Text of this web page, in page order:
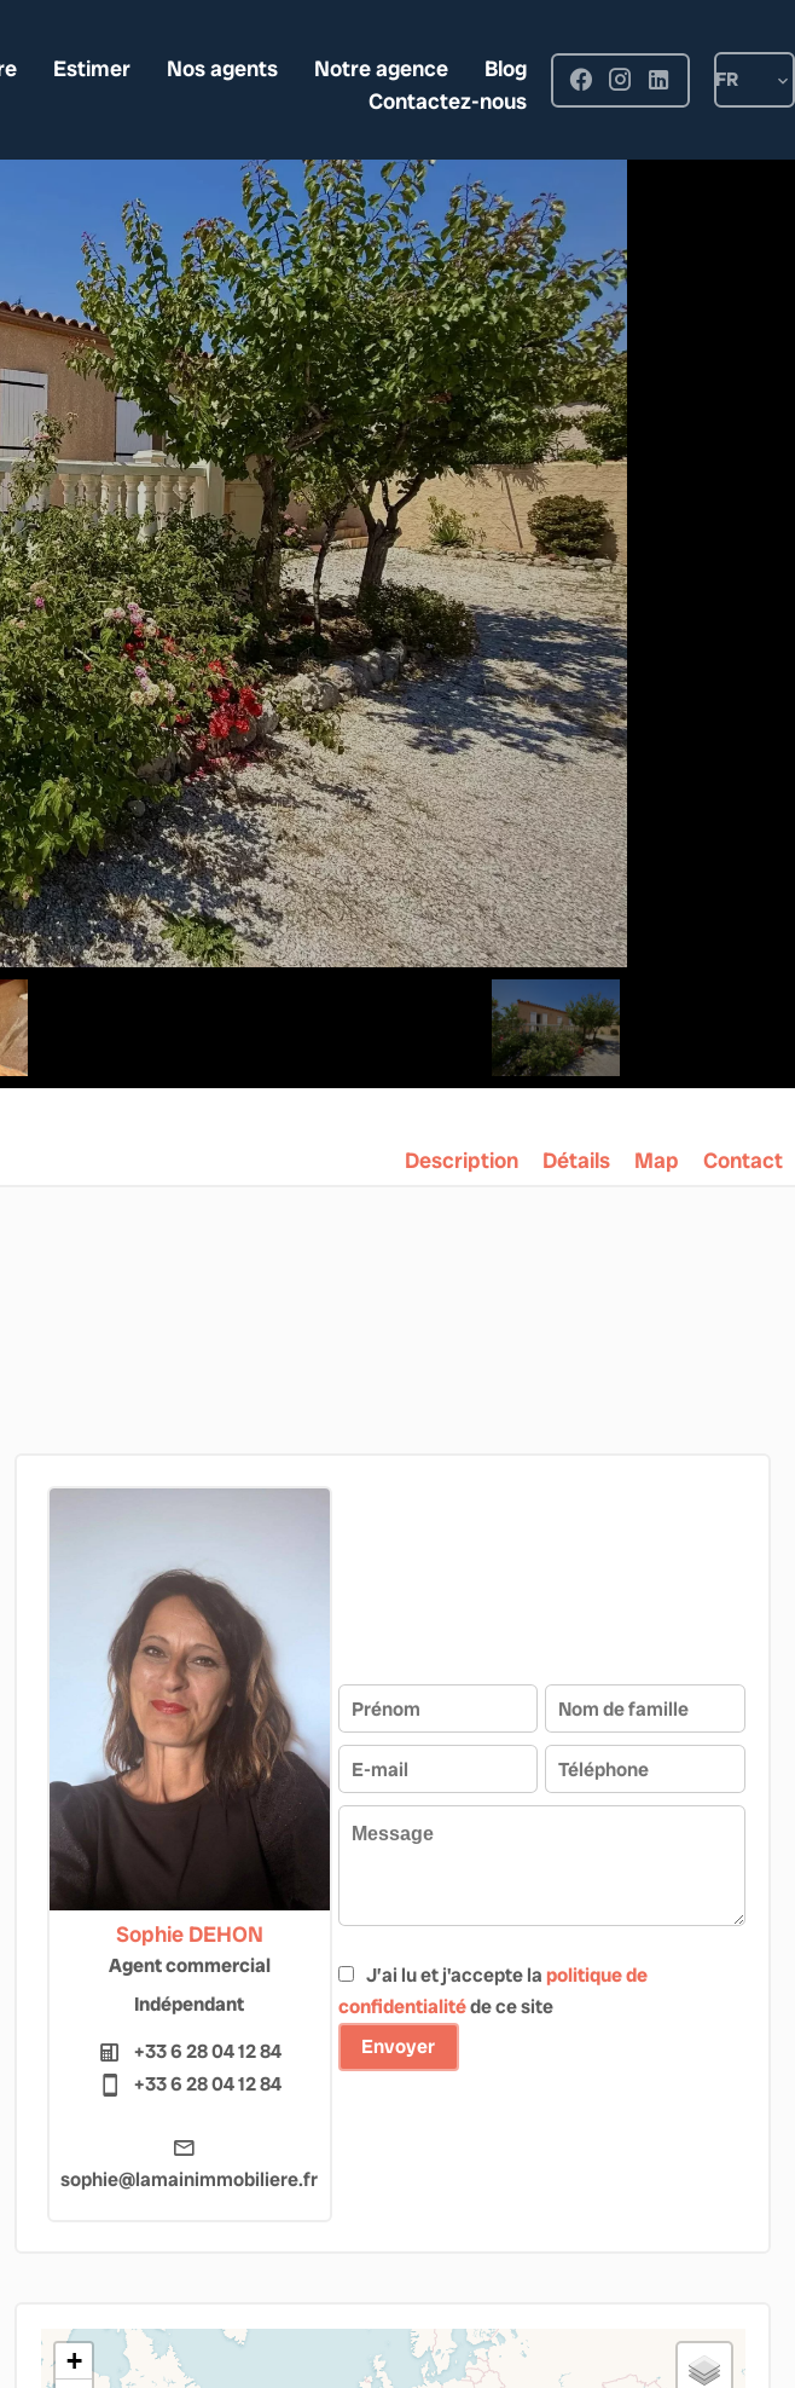
Estimer Nos agents Notre agence
Blog
Contactez-nous
FR
Description Détails Map Contact
Sophie DEHON
Agent commercial
Indépendant
+33 6 28 04 12 84
+33 6 28 04 12 84
sophie@lamainimmobiliere.fr
J’ai lu et j'accepte lapolitique de
confidentialitéde ce site
Envoyer
+